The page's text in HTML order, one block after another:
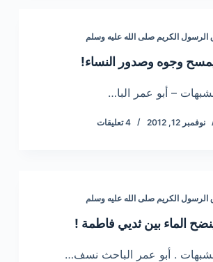
الكريم صلى الله عليه وسلم
وجوه وصدور النساء!
– أبو عمر البا…
نوفمبر 12, 2012 4 تعليقات
الكريم صلى الله عليه وسلم
الماء بين ثديي فاطمة !
. أبو عمر الباحث نسف…